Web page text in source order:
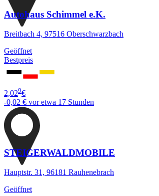
Autohaus Schimmel e.K.
Breitbach 4, 97516 Oberschwarzbach
Geöffnet
Bestpreis
2,029€
-0,02 € vor etwa 17 Stunden
STEIGERWALDMOBILE
Hauptstr. 31, 96181 Rauhenebrach
Geöffnet